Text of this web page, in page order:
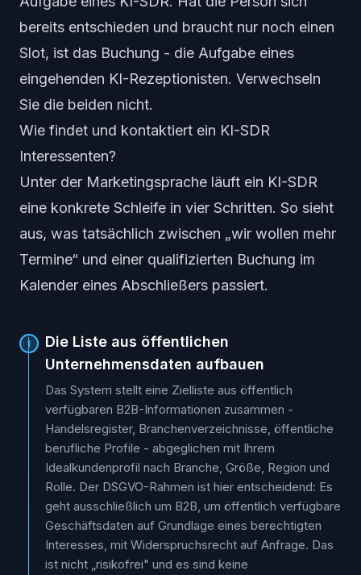
bereits entschieden und braucht nur noch einen
Slot, ist das Buchung - die Aufgabe eines
eingehenden KI-Rezeptionisten. Verwechseln
Sie die beiden nicht.
Wie findet und kontaktiert ein KI-SDR
Interessenten?
Unter der Marketingsprache läuft ein KI-SDR
eine konkrete Schleife in vier Schritten. So sieht
aus, was tatsächlich zwischen „wir wollen mehr
Termine“ und einer qualifizierten Buchung im
Kalender eines Abschließers passiert.
1
Die Liste aus öffentlichen
Unternehmensdaten aufbauen
Das System stellt eine Zielliste aus öffentlich
verfügbaren B2B-Informationen zusammen -
Handelsregister, Branchenverzeichnisse, öffentliche
berufliche Profile - abgeglichen mit Ihrem
Idealkundenprofil nach Branche, Größe, Region und
Rolle. Der DSGVO-Rahmen ist hier entscheidend: Es
geht ausschließlich um B2B, um öffentlich verfügbare
Geschäftsdaten auf Grundlage eines berechtigten
Interesses, mit Widerspruchsrecht auf Anfrage. Das
ist nicht „risikofrei" und es sind keine